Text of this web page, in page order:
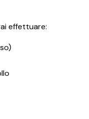
effettuare: